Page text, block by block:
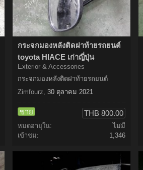
กระจกมองหลังติดฝาท้ายรถยนต์
toyota HIACE เก่าญี่ปุ่น
Exterior & Accessories
กระจกมองหลังติดฝาท้ายรถยนต์
Zimfourz, 30 ตุลาคม 2021
ขาย THB 800.00
หมดอายุใน:
ไม่มี
เข้าชม:
1,346